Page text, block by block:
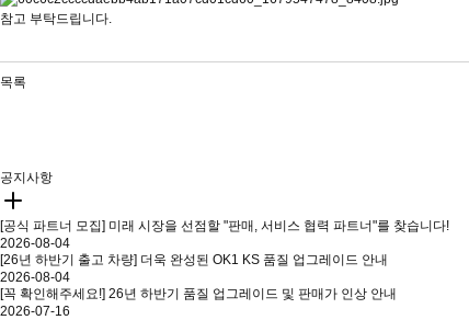
참고 부탁드립니다.
목록
공지사항
[공식 파트너 모집] 미래 시장을 선점할 "판매, 서비스 협력 파트너"를 찾습니다!
2026-08-04
[26년 하반기 출고 차량] 더욱 완성된 OK1 KS 품질 업그레이드 안내
2026-08-04
[꼭 확인해주세요!] 26년 하반기 품질 업그레이드 및 판매가 인상 안내
2026-07-16